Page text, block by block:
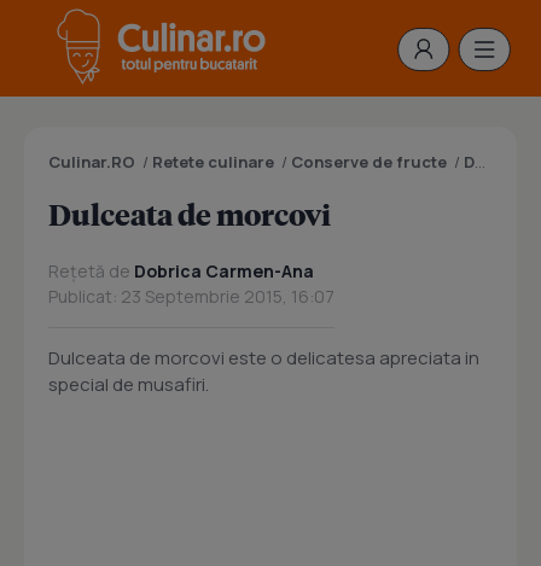
Culinar.RO / Retete culinare / Conserve de fructe / Dulceata
Dulceata de morcovi
Rețetă de Dobrica Carmen-Ana
Publicat: 23 Septembrie 2015, 16:07
Dulceata de morcovi este o delicatesa apreciata in
special de musafiri.